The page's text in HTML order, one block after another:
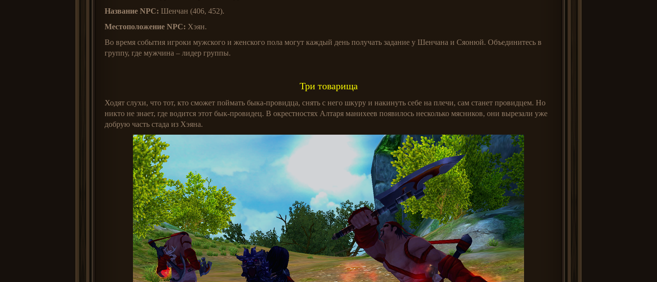
Название NPC: Шенчан (406, 452).
Местоположение NPC: Хэян.
Во время события игроки мужского и женского пола могут каждый день получать задание у Шенчана и Сяонюй. Объединитесь в
группу, где мужчина – лидер группы.
Три товарища
Ходят слухи, что тот, кто сможет поймать быка-провидца, снять с него шкуру и накинуть себе на плечи, сам станет провидцем. Но
никто не знает, где водится этот бык-провидец. В окрестностях Алтаря манихеев появилось несколько мясников, они вырезали уже
добрую часть стада из Хэяна.